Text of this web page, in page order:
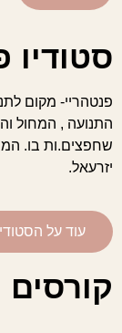
סטודיו
פנטהריי- מקום
התנועה , המחול
שחפצים.ות בו.
יזרעאל.
עוד על
קורסים